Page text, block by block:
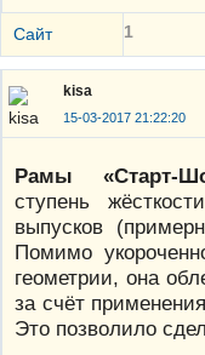
Сайт 1
kisa
15-03-2017 21:22:20
Рамы «Старт-
ступень
выпусков
Помимо
геометрии, она
за счёт
Это позволило